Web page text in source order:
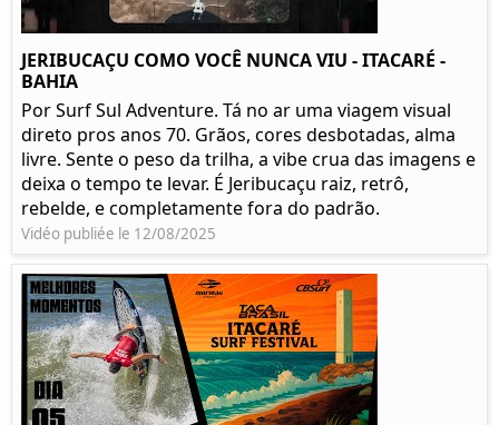
JERIBUCAÇU COMO VOCÊ NUNCA VIU - ITACARÉ -
BAHIA
Por Surf Sul Adventure. Tá no ar uma viagem visual
direto pros anos 70. Grãos, cores desbotadas, alma
livre. Sente o peso da trilha, a vibe crua das imagens e
deixa o tempo te levar. É Jeribucaçu raiz, retrô,
rebelde, e completamente fora do padrão.
Vidéo publiée le 12/08/2025